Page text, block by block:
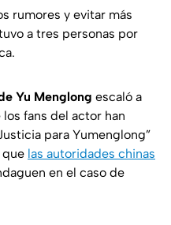
rumores y evitar más
a tres personas por
Yu Menglong escaló a
fans del actor han
para Yumenglong”
las autoridades chinas
en el caso de